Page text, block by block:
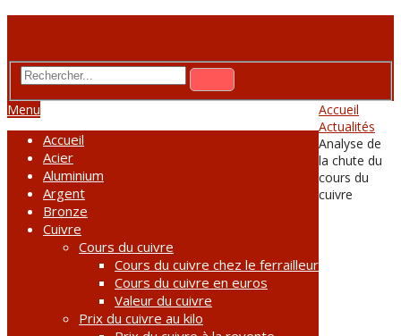
Menu
Accueil
Acier
Aluminium
Argent
Bronze
Cuivre
Cours du cuivre
Cours du cuivre chez le ferrailleur
Cours du cuivre en euros
Valeur du cuivre
Prix du cuivre au kilo
Accueil
Actualités
Analyse de
la chute du
cours du
cuivre